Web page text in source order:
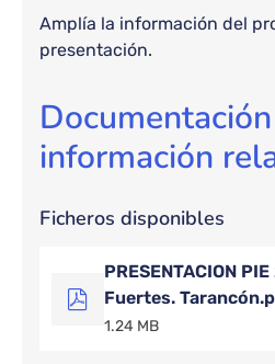
Amplía la información del
presentación.
información
Ficheros disponibles
PRESENTACION
Fuertes.
1.24 MB